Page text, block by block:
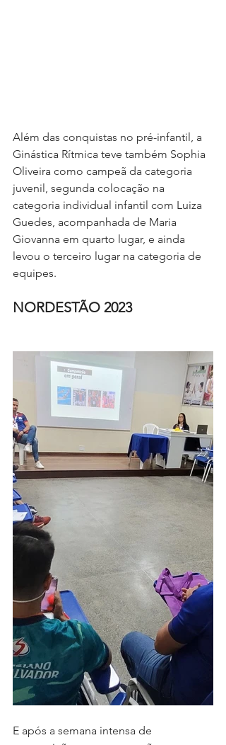
Além das conquistas no pré-infantil, a
Ginástica Rítmica teve também Sophia
Oliveira como campeã da categoria
juvenil, segunda colocação na
categoria individual infantil com Luiza
Guedes, acompanhada de Maria
Giovanna em quarto lugar, e ainda
levou o terceiro lugar na categoria de
equipes.
NORDESTÃO 2023
E após a semana intensa de